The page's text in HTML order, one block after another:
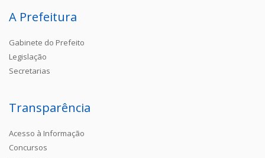
A Prefeitura
Gabinete do Prefeito
Legislação
Secretarias
Transparência
Acesso à Informação
Concursos